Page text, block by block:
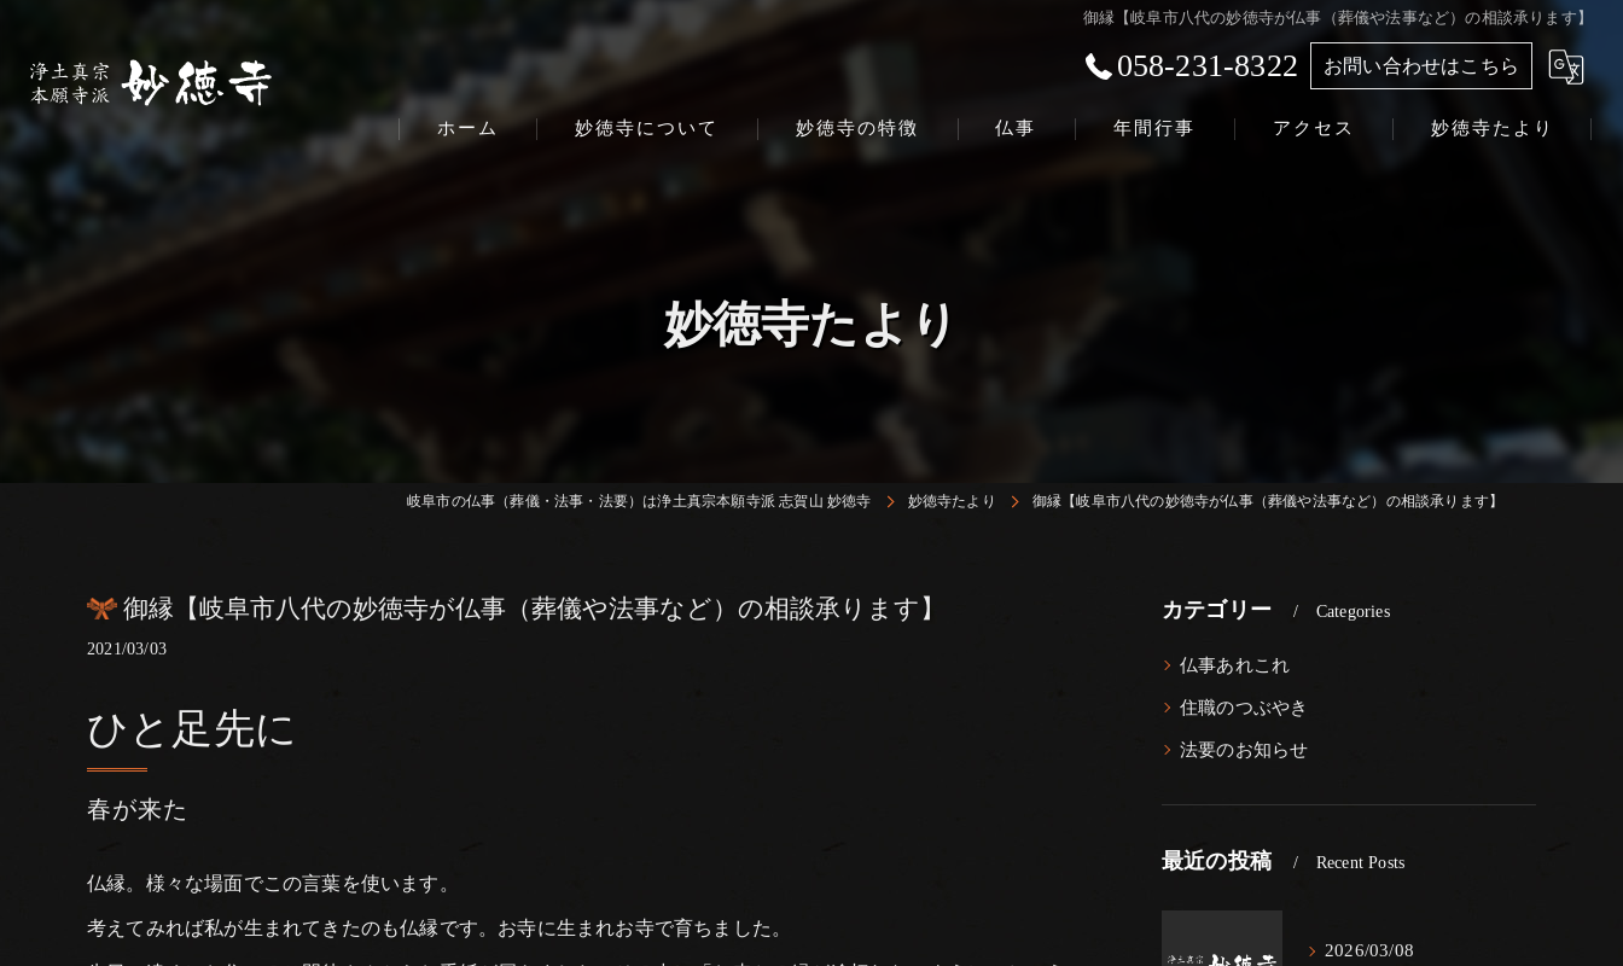
御縁【岐阜市八代の妙徳寺が仏事（葬儀や法事など）の相談承ります】
058-231-8322 お問い合わせはこちら
ホーム 妙徳寺について 妙徳寺の特徴 仏事 年間行事 アクセス 妙徳寺たより
妙徳寺たより
岐阜市の仏事（葬儀・法事・法要）は浄土真宗本願寺派 志賀山 妙徳寺 妙徳寺たより 御縁【岐阜市八代の妙徳寺が仏事（葬儀や法事など）の相談承ります】
御縁【岐阜市八代の妙徳寺が仏事（葬儀や法事など）の相談承ります】
2021/03/03
春が来た
ひと足先に
仏縁。様々な場面でこの言葉を使います。
考えてみれば私が生まれてきたのも仏縁です。お寺に生まれお寺で育ちました。
カテゴリー Categories
仏事あれこれ
住職のつぶやき
法要のお知らせ
最近の投稿 Recent Posts
2026/03/08